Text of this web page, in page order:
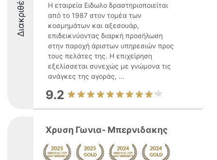
Η εταιρεία Ειδωλο δραστηριοποιείται
από το 1987 στον τομέα των
κοσμημάτων και αξεσουάρ,
επιδεικνύοντας διαρκή προσήλωση
στην παροχή άριστων υπηρεσιών προς
τους πελάτες της. Η επιχείρηση
εξελίσσεται συνεχώς με γνώμονα τις
ανάγκες της αγοράς, ...
9.2
Χρυση Γωνια- Μπερνιδακης